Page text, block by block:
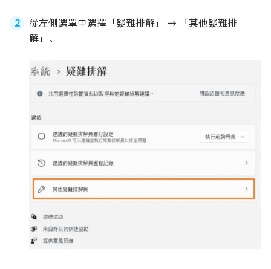
從左側選單中選擇「疑難排解」 → 「其他疑難排
解」。